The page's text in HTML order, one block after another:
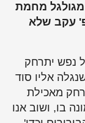
מחמת
עקב שלא
יתרחק
אליו סוד
מאכילת
בו, ושוב אנו